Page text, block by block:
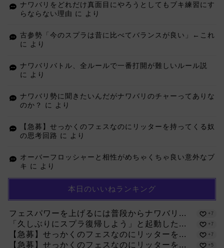
ナワバリをどれだけ真面目にやろうとしてもブキ練習にす
らならない理由 に より
古参勢「今のスプラは昔に比べてバランスが良い」←これ
に
より
ナワバリバトル、全ルールで一番打開が難しいルール説
に
より
ナワバリ勢に聞きたいんだがナワバリのチャーってありな
のか？
に より
【急募】せっかくのフェスなのにリッターを持ってくる奴
の思考回路 に より
オーバーフロッシャーと相性がめちゃくちゃ良い意外なブ
キ に より
本日のいいねランキング
フェスパワーを上げるには普段からナワバリ... +7
「久しぶりにスプラ復帰しよう」と起動した... +7
【急募】せっかくのフェスなのにリッターを... +7
【急募】せっかくのフェスなのにリッターを... +5